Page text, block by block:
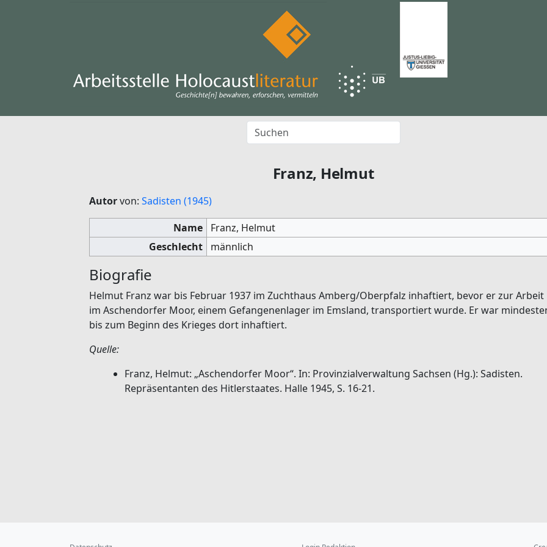
Franz, Helmut
Autorvon: Sadisten (1945)
Name
Franz, Helmut
Geschlecht
männlich
Biografie
Helmut Franz war bis Februar 1937 im Zuchthaus Amberg/Oberpfalz inhaftiert, bevor er zur Arbeit
im Aschendorfer Moor, einem Gefangenenlager im Emsland, transportiert wurde. Er war
bis zum Beginn des Krieges dort inhaftiert.
Quelle:
Franz, Helmut: „Aschendorfer Moor“. In: Provinzialverwaltung Sachsen (Hg.): Sadisten.
Repräsentanten des Hitlerstaates. Halle 1945, S. 16-21.